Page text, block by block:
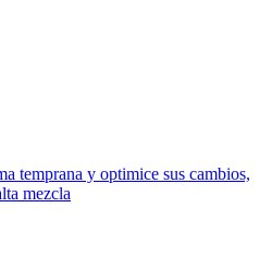
temprana y optimice sus cambios,
mezcla